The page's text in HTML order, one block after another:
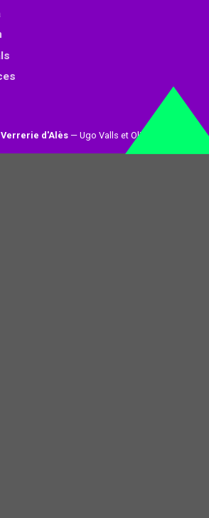
Verrerie d'Alès— Ugo Valls et Olivier Loynet